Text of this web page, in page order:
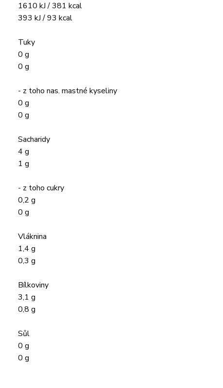
1610 kJ / 381 kcal
393 kJ / 93 kcal
Tuky
0 g
0 g
- z toho nas. mastné kyseliny
0 g
0 g
Sacharidy
4 g
1 g
- z toho cukry
0,2 g
0 g
Vláknina
1,4 g
0,3 g
Bílkoviny
3,1 g
0,8 g
Sůl
0 g
0 g